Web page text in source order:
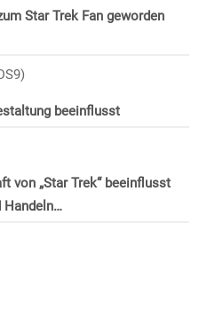
Star Trek Fan geworden
beeinflusst
von „Star Trek“ beeinflusst
Handeln…